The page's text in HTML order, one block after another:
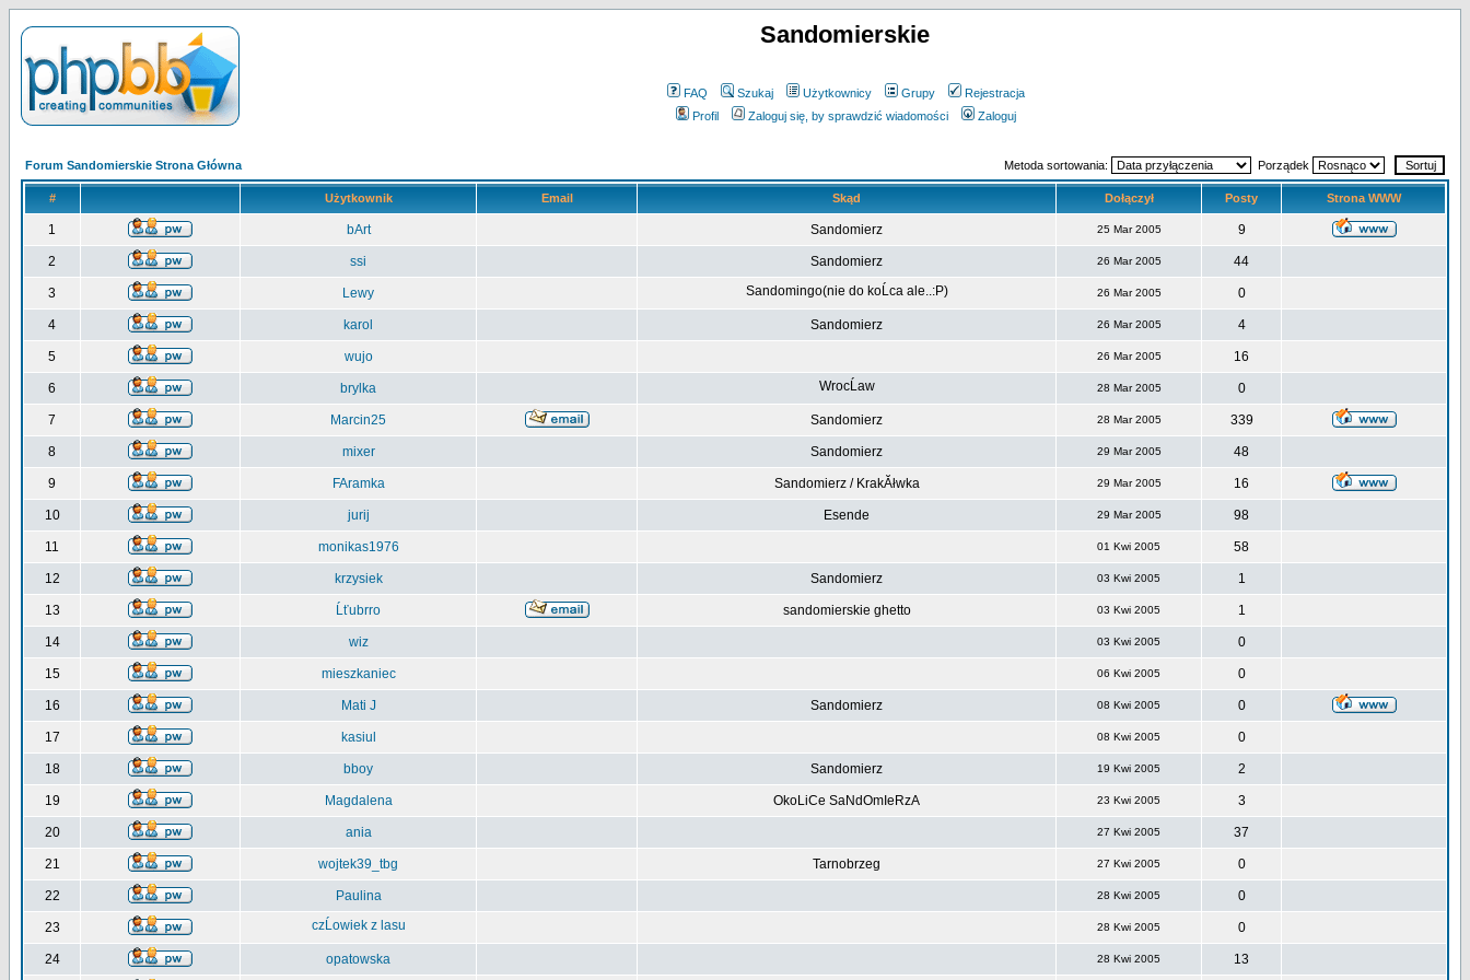
Sandomierskie
FAQ Szukaj Użytkownicy Grupy
Rejestracja
Profil
Zaloguj się, by sprawdzić wiadomości Zaloguj
Forum Sandomierskie Strona Główna Metoda sortowania: Porządek
# Użytkownik Email Skąd Dołączył Posty Strona WWW
1 bArt Sandomierz 25 Mar 2005 9
2 ssi Sandomierz 26 Mar 2005 44
3 Lewy Sandomingo(nie do koĹca ale..:P) 26 Mar 2005 0
4 karol Sandomierz 26 Mar 2005 4
5 wujo 26 Mar 2005 16
6 brylka WrocĹaw 28 Mar 2005 0
7 Marcin25 Sandomierz 28 Mar 2005 339
8 mixer Sandomierz 29 Mar 2005 48
9 FAramka Sandomierz / KrakĂłwka 29 Mar 2005 16
10 jurij Esende 29 Mar 2005 98
11 monikas1976 01 Kwi 2005 58
12 krzysiek Sandomierz 03 Kwi 2005 1
13 Ĺťubrro sandomierskie ghetto 03 Kwi 2005 1
14 wiz 03 Kwi 2005 0
15 mieszkaniec 06 Kwi 2005 0
16 Mati J Sandomierz 08 Kwi 2005 0
17 kasiul 08 Kwi 2005 0
18 bboy Sandomierz 19 Kwi 2005 2
19 Magdalena OkoLiCe SaNdOmIeRzA 23 Kwi 2005 3
20 ania 27 Kwi 2005 37
21 wojtek39_tbg Tarnobrzeg 27 Kwi 2005 0
22 Paulina 28 Kwi 2005 0
23 czĹowiek z lasu 28 Kwi 2005 0
24 opatowska 28 Kwi 2005 13